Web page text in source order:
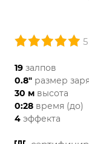
5
19 залпов
0.8" размер
30 м высота
0:28 время (до)
4 эффекта